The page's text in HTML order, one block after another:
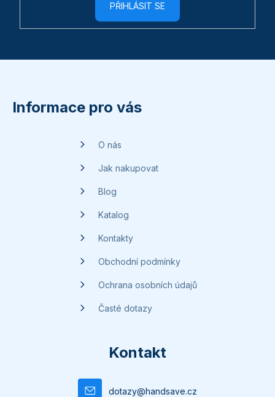
PŘIHLÁSIT SE
Informace pro vás
O nás
Jak nakupovat
Blog
Katalog
Kontakty
Obchodní podmínky
Ochrana osobních údajů
Časté dotazy
Kontakt
dotazy@handsave.cz